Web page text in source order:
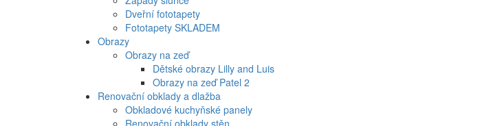
Dveřní fototapety
Fototapety SKLADEM
Obrazy
Obrazy na zeď
Dětské obrazy Lilly and Luis
Obrazy na zeď Patel 2
Renovační obklady a dlažba
Obkladové kuchyňské panely